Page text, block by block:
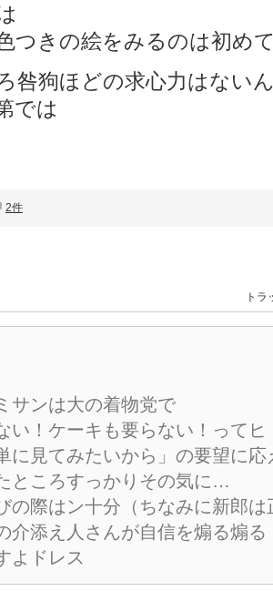
つきの絵をみるのは初め
咎狗ほどの求心力はない
では
2件
トラ
サンは大の着物党で
い！ケーキも要らない！って
に見てみたいから」の要望に応
ところすっかりその気に…
の際はン十分（ちなみに新郎は
介添え人さんが自信を煽る煽る
よドレス